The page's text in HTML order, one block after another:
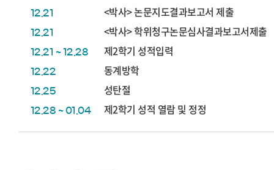
12.21 <박사> 논문지도결과보고서 제출
12.21 <박사> 학위청구논문심사결과보고서제출
12.21 ~ 12.28 제2학기 성적입력
12.22 동계방학
12.25 성탄절
12.28 ~ 01.04 제2학기 성적 열람 및 정정